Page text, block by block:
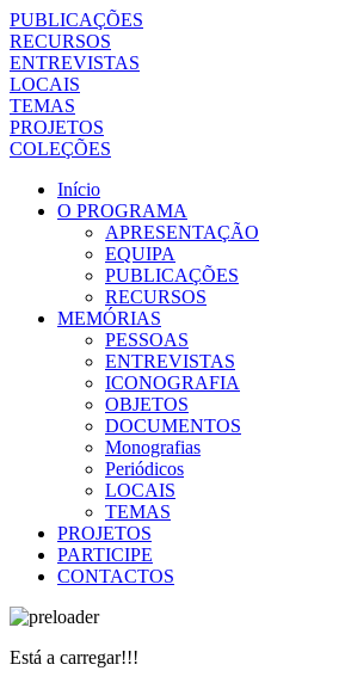
PUBLICAÇÕES
RECURSOS
ENTREVISTAS
LOCAIS
TEMAS
PROJETOS
COLEÇÕES
Início
O PROGRAMA
APRESENTAÇÃO
EQUIPA
PUBLICAÇÕES
RECURSOS
MEMÓRIAS
PESSOAS
ENTREVISTAS
ICONOGRAFIA
OBJETOS
DOCUMENTOS
Monografias
Periódicos
LOCAIS
TEMAS
PROJETOS
PARTICIPE
CONTACTOS
Está a carregar!!!